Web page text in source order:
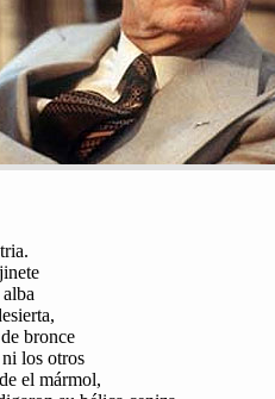
bronce
los otros
el mármol,